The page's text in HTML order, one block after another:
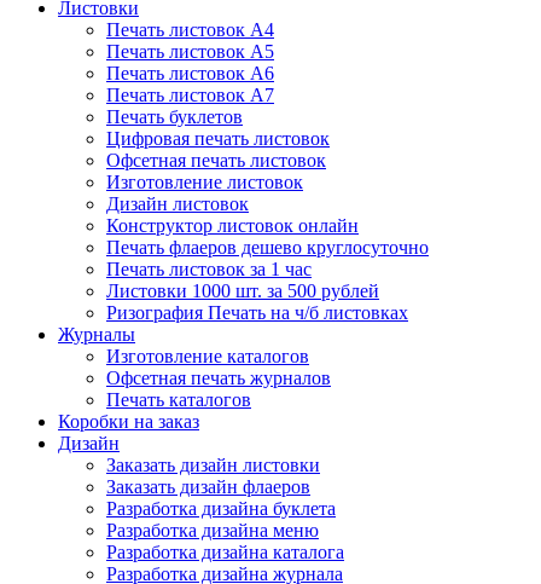
Листовки
Печать листовок А4
Печать листовок А5
Печать листовок А6
Печать листовок А7
Печать буклетов
Цифровая печать листовок
Офсетная печать листовок
Изготовление листовок
Дизайн листовок
Конструктор листовок онлайн
Печать флаеров дешево круглосуточно
Печать листовок за 1 час
Листовки 1000 шт. за 500 рублей
Ризография Печать на ч/б листовках
Журналы
Изготовление каталогов
Офсетная печать журналов
Печать каталогов
Коробки на заказ
Дизайн
Заказать дизайн листовки
Заказать дизайн флаеров
Разработка дизайна буклета
Разработка дизайна меню
Разработка дизайна каталога
Разработка дизайна журнала